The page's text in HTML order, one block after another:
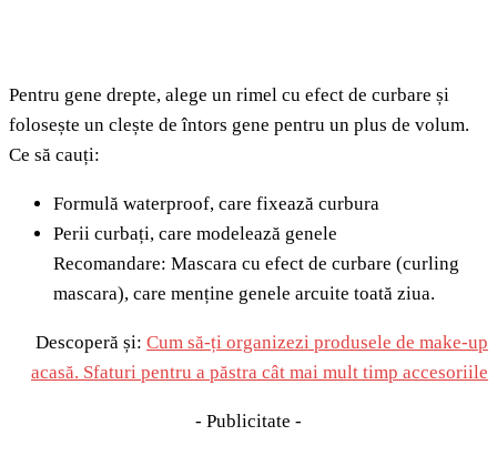
Pentru gene drepte, alege un rimel cu efect de curbare și
folosește un clește de întors gene pentru un plus de volum.
Ce să cauți:
Formulă waterproof, care fixează curbura
Perii curbați, care modelează genele
Recomandare: Mascara cu efect de curbare (curling
mascara), care menține genele arcuite toată ziua.
Descoperă și: Cum să-ți organizezi produsele de make-up
acasă. Sfaturi pentru a păstra cât mai mult timp accesoriile
- Publicitate -